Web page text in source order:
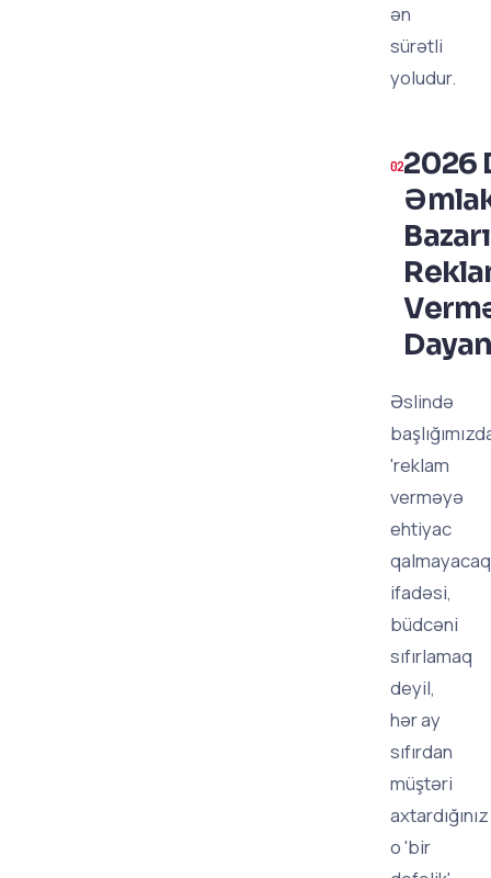
ən
sürətli
yoludur.
2026
Əslində
'reklam
verməyə
ehtiyac
ifadəsi,
büdcəni
sıfırlamaq
deyil,
hər ay
sıfırdan
müştəri
axtardığınız
o 'bir